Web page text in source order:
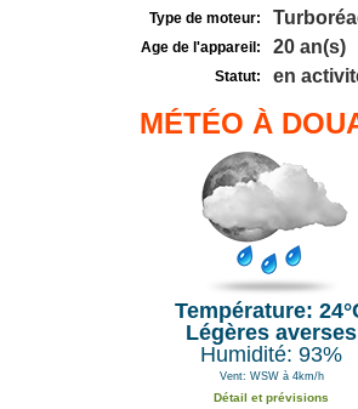
Type de moteur:
Age de l'appareil: 20 an(s)
Statut: en
MÉTÉO À
Température:
Légères averses
Humidité: 93%
Vent: WSW à 4km/h
Détail et prévisions